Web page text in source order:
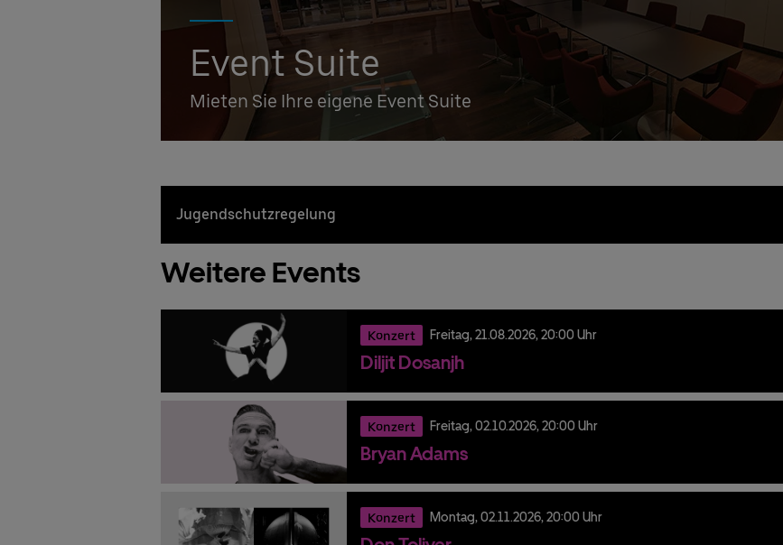
Event Suite
Mieten Sie Ihre eigene Event Suite
Jugendschutzregelung
Weitere Events
Konzert Freitag,21.08.2026,20:00 Uhr
Diljit Dosanjh
Konzert Freitag,02.10.2026,20:00 Uhr
Bryan Adams
Konzert Montag,02.11.2026,20:00 Uhr